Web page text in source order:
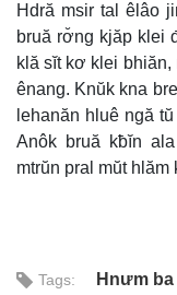
Hdră msir tal êlâo
bruă rơ̆ng kjăp klei
klă sĭt kơ klei
ênang. Knŭk kna
lehanăn hluê ngă
Anôk bruă kƀĭn
mtrŭn pral mŭt hlăm
Tags: Hnưm